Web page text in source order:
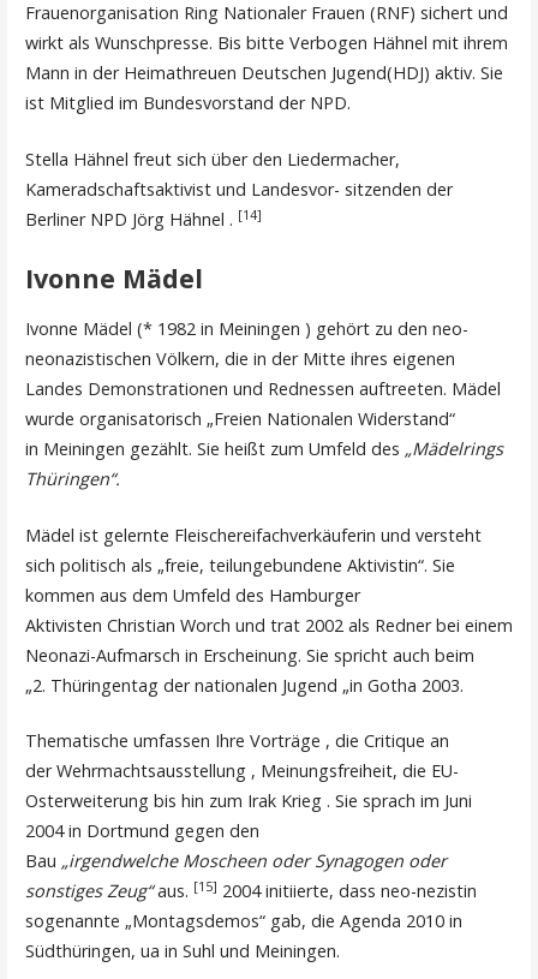
Frauenorganisation Ring Nationaler Frauen (RNF) sichert und
wirkt als Wunschpresse. Bis bitte Verbogen Hähnel mit ihrem
Mann in der Heimathreuen Deutschen Jugend(HDJ) aktiv. Sie
ist Mitglied im Bundesvorstand der NPD.
Stella Hähnel freut sich über den Liedermacher,
Kameradschaftsaktivist und Landesvor- sitzenden der
Berliner NPD Jörg Hähnel . [14]
Ivonne Mädel
Ivonne Mädel (* 1982 in Meiningen ) gehört zu den neo-
neonazistischen Völkern, die in der Mitte ihres eigenen
Landes Demonstrationen und Rednessen auftreeten. Mädel
wurde organisatorisch „Freien Nationalen Widerstand“
in Meiningen gezählt. Sie heißt zum Umfeld des „Mädelrings
Thüringen“.
Mädel ist gelernte Fleischereifachverkäuferin und versteht
sich politisch als „freie, teilungebundene Aktivistin“. Sie
kommen aus dem Umfeld des Hamburger
Aktivisten Christian Worch und trat 2002 als Redner bei einem
Neonazi-Aufmarsch in Erscheinung. Sie spricht auch beim
„2. Thüringentag der nationalen Jugend „in Gotha 2003.
Thematische umfassen Ihre Vorträge , die Critique an
der Wehrmachtsausstellung , Meinungsfreiheit, die EU-
Osterweiterung bis hin zum Irak Krieg . Sie sprach im Juni
2004 in Dortmund gegen den
Bau „irgendwelche Moscheen oder Synagogen oder
sonstiges Zeug“aus. [15] 2004 initiierte, dass neo-nezistin
sogenannte „Montagsdemos“ gab, die Agenda 2010 in
Südthüringen, ua in Suhl und Meiningen.